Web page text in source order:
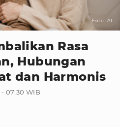
Foto : AI
Rasa
Hubungan
dan Harmonis
07:30 WIB